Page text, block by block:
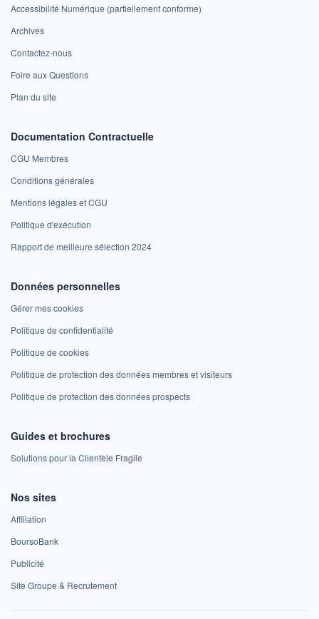
Accessibilité Numérique (partiellement conforme)
Archives
Contactez-nous
Foire aux Questions
Plan du site
Documentation Contractuelle
CGU Membres
Conditions générales
Mentions légales et CGU
Politique d'exécution
Rapport de meilleure sélection 2024
Données personnelles
Gérer mes cookies
Politique de confidentialité
Politique de cookies
Politique de protection des données membres et visiteurs
Politique de protection des données prospects
Guides et brochures
Solutions pour la Clientèle Fragile
Nos sites
Affiliation
BoursoBank
Publicité
Site Groupe & Recrutement